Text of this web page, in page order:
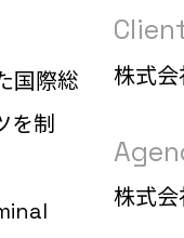
国際総
を制
株式会
株式